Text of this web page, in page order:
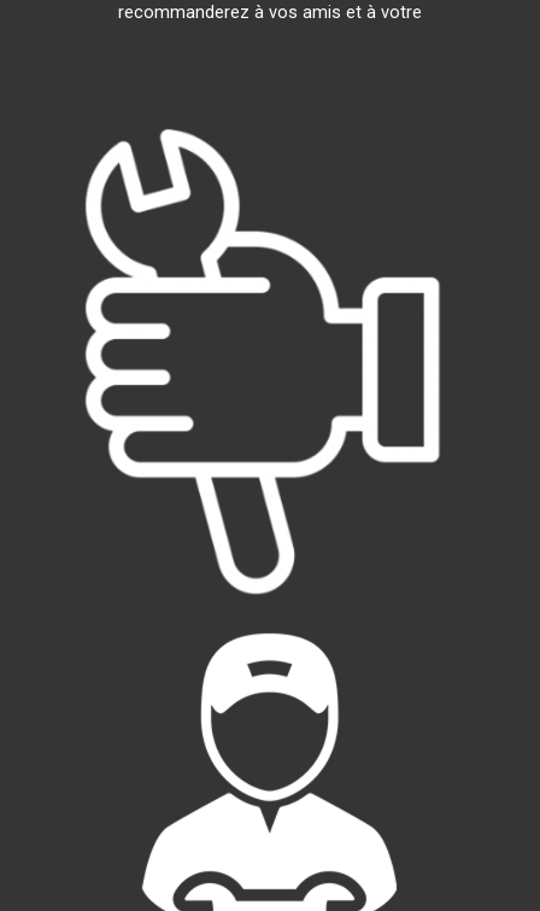
recommanderez à vos amis et à votre